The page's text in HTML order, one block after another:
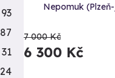
Nepomuk
7 000 Kč
6 300 Kč
93
87
31
24